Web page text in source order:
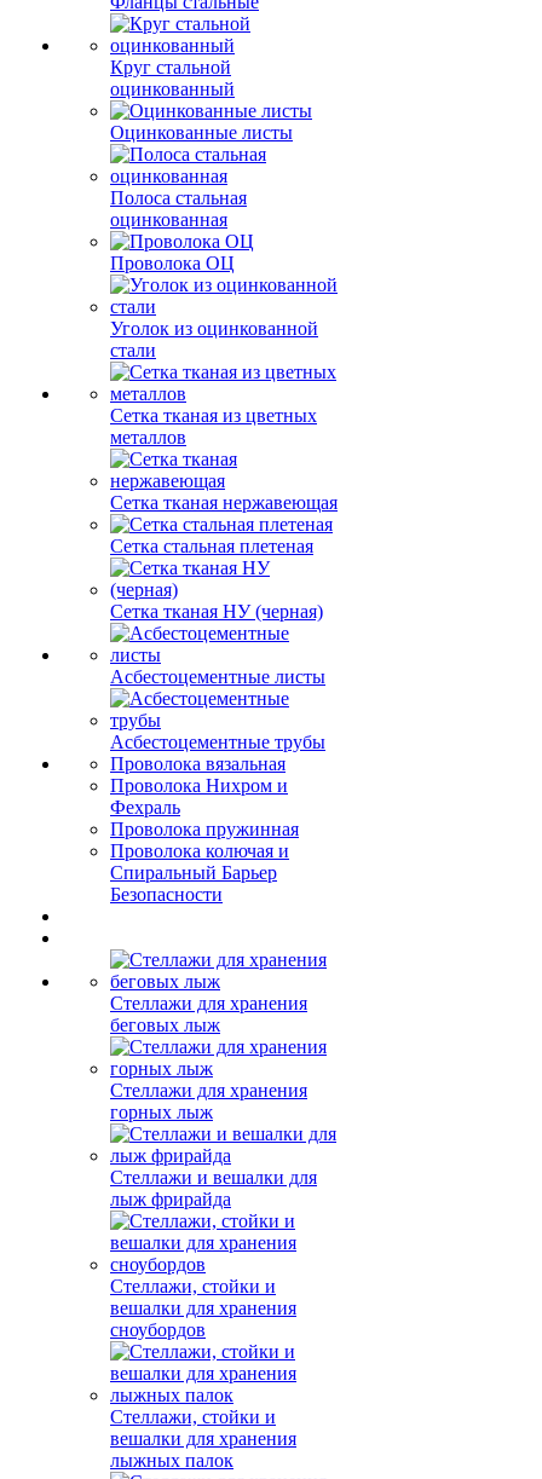
Круг стальной
оцинкованный
Оцинкованные листы
Полоса стальная
оцинкованная
Проволока ОЦ
Уголок из оцинкованной
стали
Сетка тканая из цветных
металлов
Сетка тканая нержавеющая
Сетка стальная плетеная
Сетка тканая НУ (черная)
Асбестоцементные листы
Асбестоцементные трубы
Проволока вязальная
Проволока Нихром и
Фехраль
Проволока пружинная
Проволока колючая и
Спиральный Барьер
Безопасности
Стеллажи для хранения
беговых лыж
Стеллажи для хранения
горных лыж
Стеллажи и вешалки для
лыж фрирайда
Стеллажи, стойки и
вешалки для хранения
сноубордов
Стеллажи, стойки и
вешалки для хранения
лыжных палок